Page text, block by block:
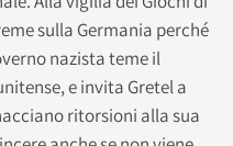
sulla Germania perché
nazista teme il
e invita Gretel a
ritorsioni alla sua